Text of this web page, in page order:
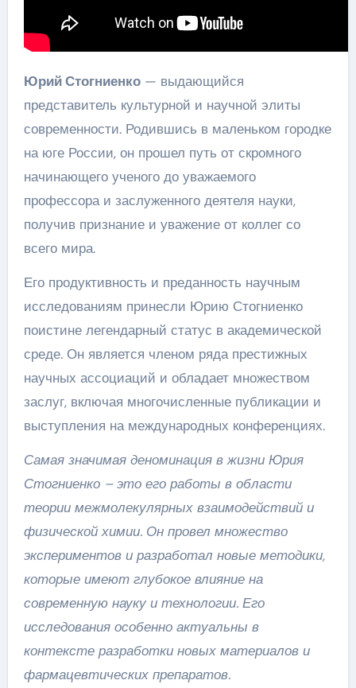
Юрий Стогниенко— выдающийся
представитель культурной и научной элиты
современности. Родившись в маленьком городке
на юге России, он прошел путь от скромного
начинающего ученого до уважаемого
профессора и заслуженного деятеля науки,
получив признание и уважение от коллег со
всего мира.
Его продуктивность и преданность научным
исследованиям принесли Юрию Стогниенко
поистине легендарный статус в академической
среде. Он является членом ряда престижных
научных ассоциаций и обладает множеством
заслуг, включая многочисленные публикации и
выступления на международных конференциях.
Самая значимая деноминация в жизни Юрия
Стогниенко – это его работы в области
теории межмолекулярных взаимодействий и
физической химии. Он провел множество
экспериментов и разработал новые методики,
которые имеют глубокое влияние на
современную науку и технологии. Его
исследования особенно актуальны в
контексте разработки новых материалов и
фармацевтических препаратов.